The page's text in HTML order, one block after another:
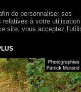
de personnaliser ses
à votre
site, vous acceptez